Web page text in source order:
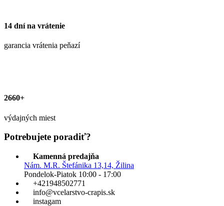
14 dní na vrátenie
garancia vrátenia peňazí
2660+
výdajných miest
Potrebujete poradiť?
Kamenná predajňa
Nám. M.R. Štefánika 13,14, Žilina
Pondelok-Piatok 10:00 - 17:00
+421948502771
info@vcelarstvo-crapis.sk
instagam